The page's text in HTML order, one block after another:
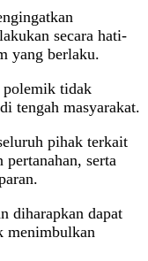
secara hati-
yang berlaku.
polemik tidak
tengah masyarakat.
pihak terkait
serta
diharapkan dapat
menimbulkan